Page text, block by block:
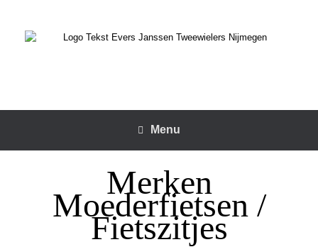
Menu
Merken
Moederfietsen /
Fietszitjes